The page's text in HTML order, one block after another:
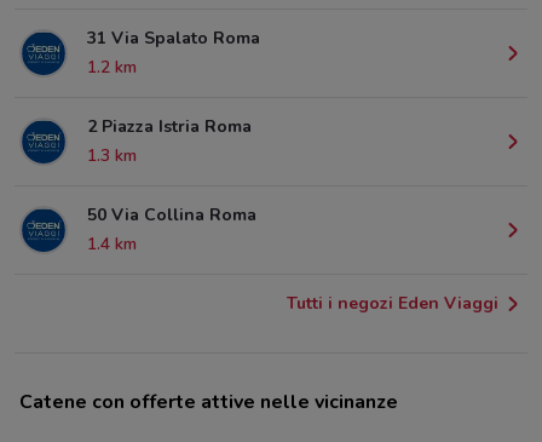
31 Via Spalato Roma
1.2 km
2 Piazza Istria Roma
1.3 km
50 Via Collina Roma
1.4 km
Tutti i negozi Eden Viaggi
Catene con offerte attive nelle vicinanze